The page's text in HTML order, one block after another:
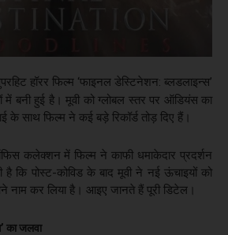
हॉरर फिल्म ‘फाइनल डेस्टिनेशन: ब्लडलाइन्स’
में बनी हुई है। मूवी को ग्लोबल स्तर पर ऑडियंस का
के साथ फिल्म ने कई बड़े रिकॉर्ड तोड़ दिए हैं।
कलेक्शन में फिल्म ने काफी धमाकेदार प्रदर्शन
कि पोस्ट-कोविड के बाद मूवी ने नई ऊंचाइयों को
नाम कर लिया है। आइए जानते हैं पूरी डिटेल।
का जलवा